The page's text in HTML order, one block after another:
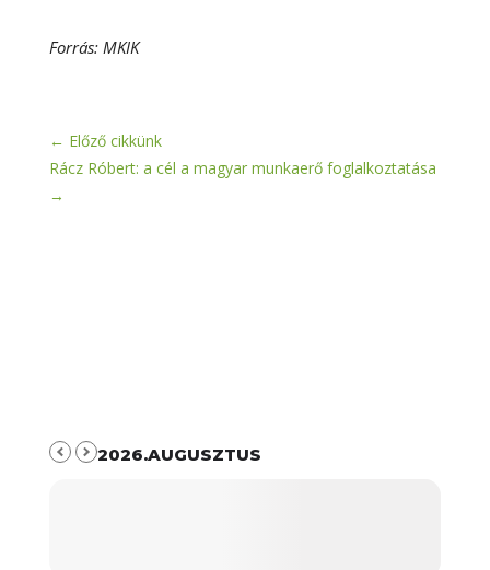
Forrás: MKIK
← Előző cikkünk
Rácz Róbert: a cél a magyar munkaerő foglalkoztatása
→
2026.AUGUSZTUS